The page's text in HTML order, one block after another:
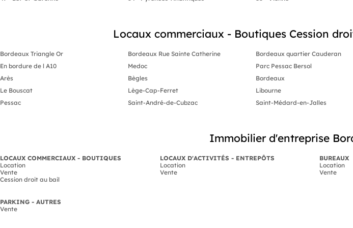
Locaux commerciaux - Boutiques Cession
Bordeaux Triangle Or Bordeaux Rue Sainte Catherine Bordeaux quartier Cauderan
En bordure de l A10
Medoc Parc Pessac Bersol
Arès
Bègles Bordeaux
Le Bouscat
Lège-Cap-Ferret Libourne
Pessac
Saint-André-de-Cubzac Saint-Médard-en-Jalles
Immobilier d'entreprise
LOCAUX COMMERCIAUX - BOUTIQUES
Location
Vente
Cession droit au bail
LOCAUX D'ACTIVITÉS - ENTREPÔTS
Location
Vente
BUREAUX
Location
Vente
PARKING - AUTRES
Vente